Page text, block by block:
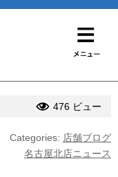
476 ビュー
Categories: 店舗ブログ
名古屋北店ニュース